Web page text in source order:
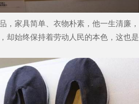
，家具简单、衣物朴素，他一生清廉，
却始终保持着劳动人民的本色，这也是